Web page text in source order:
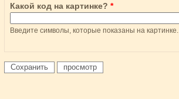
Какой код на картинке? *
Введите символы, которые показаны на картинке.